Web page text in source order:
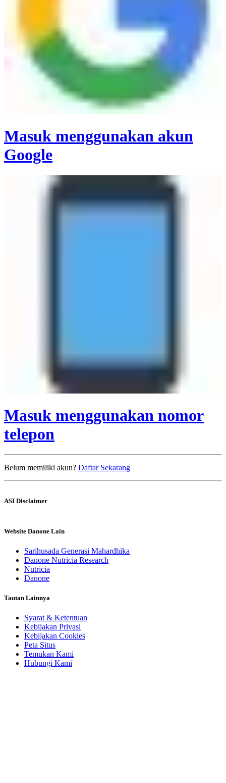
Masuk menggunakan akun
Google
Masuk menggunakan nomor
telepon
Belum memiliki akun? Daftar Sekarang
ASI Disclaimer
Website Danone Lain
Sarihusada Generasi Mahardhika
Danone Nutricia Research
Nutricia
Danone
Tautan Lainnya
Syarat & Ketentuan
Kebijakan Privasi
Kebijakan Cookies
Peta Situs
Temukan Kami
Hubungi Kami